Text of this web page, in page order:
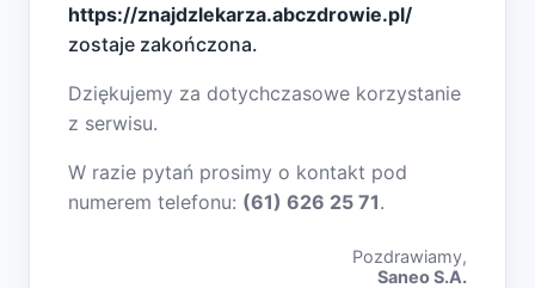
https://znajdzlekarza.abczdrowie.pl/
zostaje zakończona.
Dziękujemy za dotychczasowe korzystanie
z serwisu.
W razie pytań prosimy o kontakt pod
numerem telefonu: (61) 626 25 71.
Pozdrawiamy,
Saneo S.A.